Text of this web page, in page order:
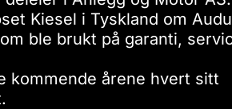
Kiesel i Tyskland om
ble brukt på garanti,
kommende årene hvert sitt